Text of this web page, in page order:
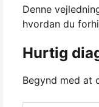
Denne
hvordan du
Hurtig
Begynd med at